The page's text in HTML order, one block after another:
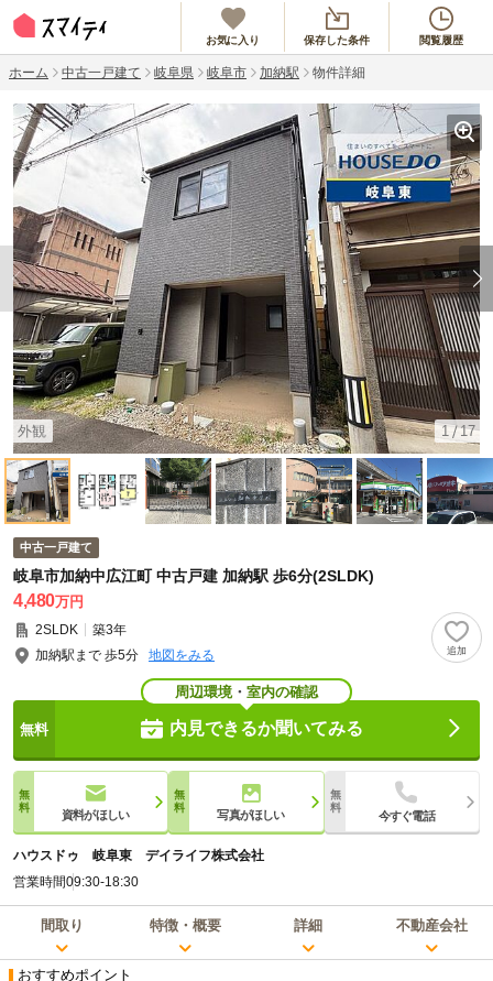
お気に入り 保存した条件 閲覧履歴
ホーム 中古一戸建て 岐阜県 岐阜市 加納駅 物件詳細
外観 1 17
中古一戸建て
岐阜市加納中広江町 中古戸建 加納駅 歩6分(2SLDK)
4,480万円
2SLDK
築3年
加納駅まで 歩5分
地図をみる
周辺環境 ・ 室内の確認
内見できるか聞いてみる
資料がほしい 写真がほしい 今すぐ電話
ハウスドゥ 岐阜東 デイライフ株式会社
営業時間09:30-18:30
間取り 特徴・概要 詳細 不動産会社
おすすめポイント